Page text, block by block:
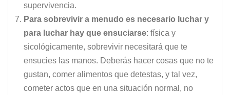
supervivencia.
Para sobrevivir a menudo es necesario luchar y
para luchar hay que ensuciarse: física y
sicológicamente, sobrevivir necesitará que te
ensucies las manos. Deberás hacer cosas que no te
gustan, comer alimentos que detestas, y tal vez,
cometer actos que en una situación normal, no